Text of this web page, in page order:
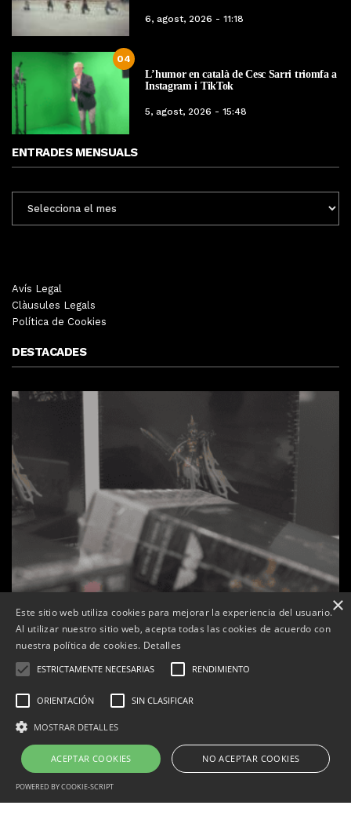
6, agost, 2026 - 11:18
04
L’humor en català de Cesc Sarri triomfa a
Instagram i TikTok
5, agost, 2026 - 15:48
ENTRADES MENSUALS
MENSUALS
Avís Legal
Clàusules Legals
Política de Cookies
DESTACADES
de Warhammer a Lleida
Tàrrega Televisió 22, abril, 2026 - 08:10
×
Este sitio web utiliza cookies para mejorar la experiencia del usuario.
Al utilizar nuestro sitio web, acepta todas las cookies de acuerdo con
nuestra política de cookies. Detalles
ESTRICTAMENTE NECESARIAS RENDIMIENTO
ORIENTACIÓN SIN CLASIFICAR
MOSTRAR DETALLES
ACEPTAR COOKIES NO ACEPTAR COOKIES
POWERED BY COOKIE-SCRIPT